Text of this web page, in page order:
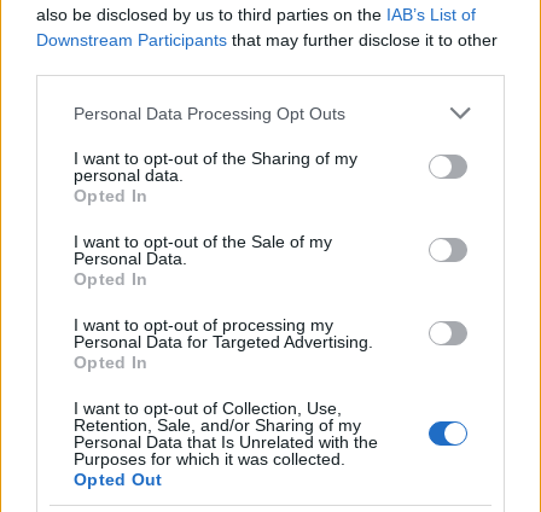
also be disclosed by us to third parties on the IAB’s List of
Downstream Participants that may further disclose it to other
Please note that this website/app uses one or more Google
not limited to your visit or usage behaviour. You may click to
grant or deny consent to Google and its third-party tags to
use your data for below specified purposes in below Google
consent section.
Personal Data Processing Opt Outs
I want to opt-out of the Sharing of my
personal data.
Opted In
I want to opt-out of the Sale of my
Personal Data.
Opted In
I want to opt-out of processing my
Personal Data for Targeted Advertising.
Opted In
I want to opt-out of Collection, Use,
Retention, Sale, and/or Sharing of my
Personal Data that Is Unrelated with the
Purposes for which it was collected.
Opted Out